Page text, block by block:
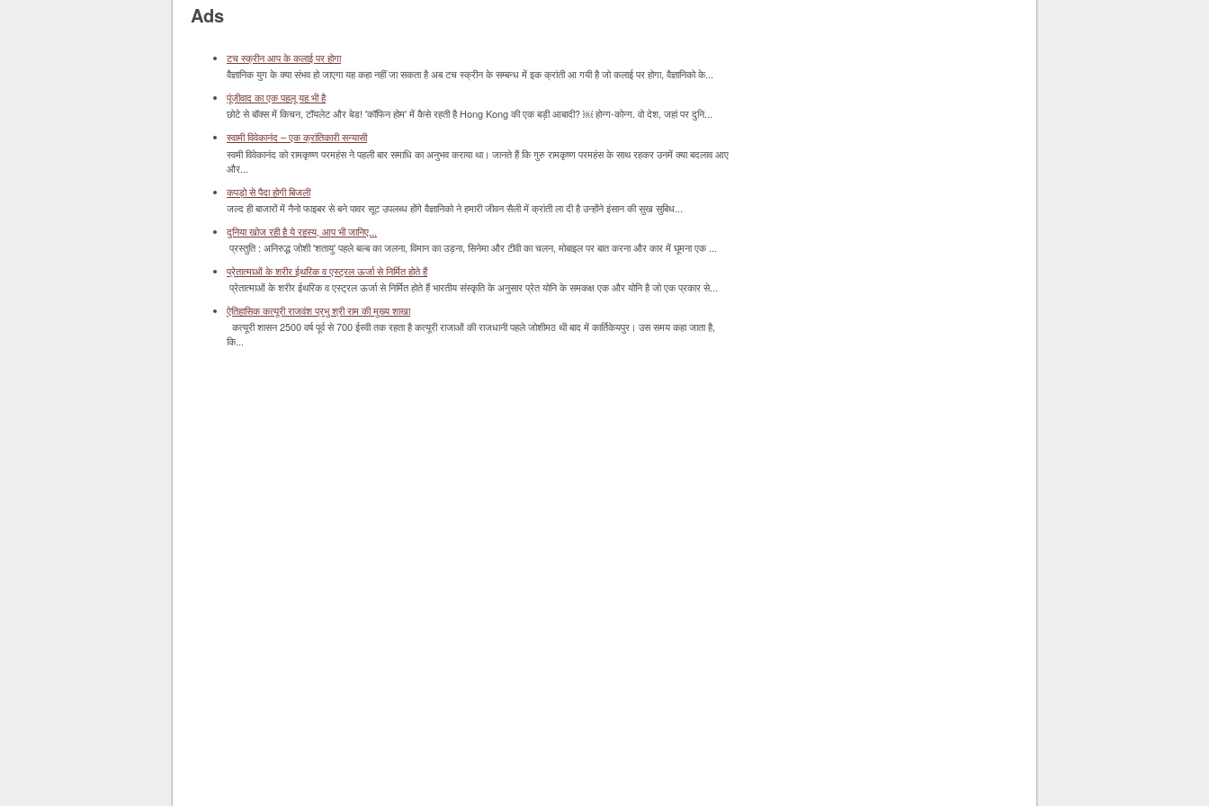
Ads
टच स्क्रीन आप के कलाई पर होगा
वैज्ञानिक युग के क्या संभव हो जाएगा यह कहा नहीं जा सकता है अब टच स्क्रीन के सम्बन्ध में इक क्रांती आ गयी है जो कलाई पर होगा, वैज्ञानिको के...
पूंजीवाद का एक पहलू यह भी है
छोटे से बॉक्‍स में किचन, टॉयलेट और बेड! 'कॉफिन होम' में कैसे रहती है Hong Kong की एक बड़ी आबादी? ￼ होन्ग-कोन्ग. वो देश, जहां पर दुनि...
स्वामी विवेकानंद – एक क्रांतिकारी सन्यासी
स्वमी विवेकानंद को रामकृष्ण परमहंस ने पहली बार समाधि का अनुभव कराया था। जानते हैं कि गुरु रामकृष्ण परमहंस के साथ रहकर उनमें क्या बदलाव आए
और...
कपड़ो से पैदा होगी बिजली
जल्द ही बाजारों में नैनो फाइबर से बने पावर सूट उपलब्ध होंगे वैज्ञानिको ने हमारी जीवन सैली में क्रांती ला दी है उन्होंने इंसान की सुख सुबिध...
दुनिया खोज रही है ये रहस्य, आप भी जानिए...
प्रस्तुति : अनिरुद्ध जोशी 'शतायु' पहले बल्ब का जलना, विमान का उड़ना, सिनेमा और टीवी का चलन, मोबाइल पर बात करना और कार में घूमना एक ...
प्रेतात्माओं के शरीर ईथरिक व एस्ट्रल ऊर्जा से निर्मित होते हैं
प्रेतात्माओं के शरीर ईथरिक व एस्ट्रल ऊर्जा से निर्मित होते हैं भारतीय संस्कृति के अनुसार प्रेत योनि के समकक्ष एक और योनि है जो एक प्रकार से...
ऐतिहासिक कत्यूरी राजवंश प्रभु श्री राम की मुख्य शाखा
कत्यूरी शासन 2500 वर्ष पूर्व से 700 ईस्वी तक रहता है कत्यूरी राजाओं की राजधानी पहले जोशीमठ थी बाद में कार्तिकेयपुर। उस समय कहा जाता है,
कि...